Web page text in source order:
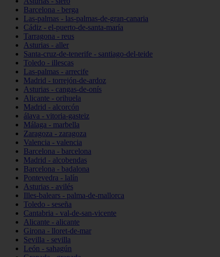
Barcelona - berga
Las-palmas - las-palmas-de-gran-canaria
Cádiz - el-puerto-de-santa-maría
Tarragona - reus
Asturias - aller
Santa-cruz-de-tenerife - santiago-del-teide
Toledo - illescas
Las-palmas - arrecife
Madrid - torrejón-de-ardoz
Asturias - cangas-de-onís
Alicante - orihuela
Madrid - alcorcón
álava - vitoria-gasteiz
Málaga - marbella
Zaragoza - zaragoza
Valencia - valencia
Barcelona - barcelona
Madrid - alcobendas
Barcelona - badalona
Pontevedra - lalín
Asturias - avilés
Illes-balears - palma-de-mallorca
Toledo - seseña
Cantabria - val-de-san-vicente
Alicante - alicante
Girona - lloret-de-mar
Sevilla - sevilla
León - sahagún